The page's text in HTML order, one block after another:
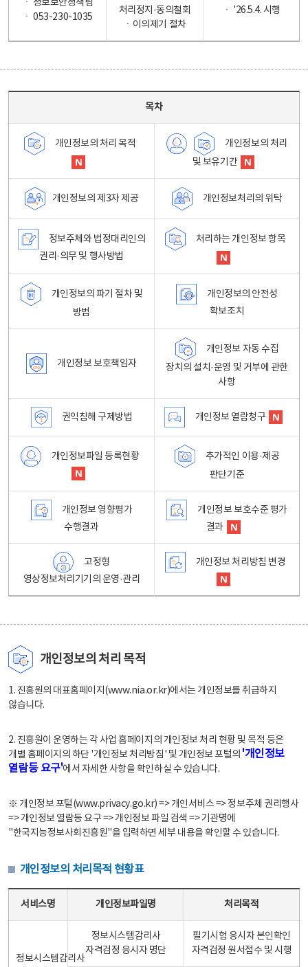
ㆍ 정보보안정책팀
ㆍ 053-230-1035
처리정지·동의철회
ㆍ이의제기 절차
ㆍ '26.5.4. 시행
목차
개인정보의 처리 목적
개인정보의 처리
및 보유기간
개인정보의 제3자 제공 개인정보처리의 위탁
정보주체와 법정대리인의
권리·의무 및 행사방법
처리하는 개인정보 항목
개인정보의 파기 절차 및
방법
개인정보의 안전성
확보조치
개인정보 보호책임자
개인정보 자동 수집
장치의 설치·운영 및 거부에 관한
사항
권익침해 구제방법 개인정보 열람청구
개인정보파일 등록현황
추가적인 이용·제공
판단기준
개인정보 영향평가
수행결과
개인정보 보호수준 평가
결과
고정형
영상정보처리기기의 운영·관리
개인정보 처리방침 변경
개인정보의 처리 목적
1. 진흥원의 대표홈페이지(www.nia.or.kr)에서는 개인정보를 취급하지
않습니다.
2. 진흥원이 운영하는 각 사업 홈페이지의 개인정보 처리 현황 및 목적 등은
개별 홈페이지의 하단 '개인정보 처리방침' 및 개인정보 포털의 '개인정보
열람등 요구'에서 자세한 사항을 확인하실 수 있습니다.
※ 개인정보 포털(www.privacy.go.kr) => 개인서비스 => 정보주체 권리행사
=> 개인정보 열람등 요구 => 개인정보 파일 검색 => 기관명에
"한국지능정보사회진흥원"을 입력하면 세부 내용을 확인할 수 있습니다.
개인정보의 처리목적 현황표
서비스명 개인정보파일명 처리목적
정보시스템감리사
정보시스템감리사
자격검정 응시자 명단
필기시험 응시자 본인확인
자격검정 원서접수 및 시행